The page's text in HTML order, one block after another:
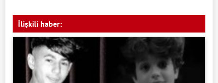
İlişkili haber: